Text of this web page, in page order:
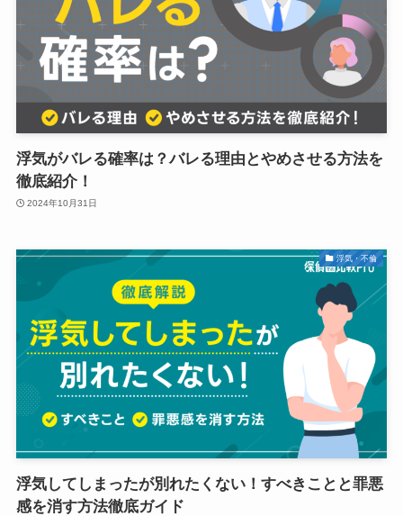
浮気がバレる確率は？バレる理由とやめさせる方法を
徹底紹介！
2024年10月31日
浮気・不倫
浮気してしまったが別れたくない！すべきことと罪悪
感を消す方法徹底ガイド